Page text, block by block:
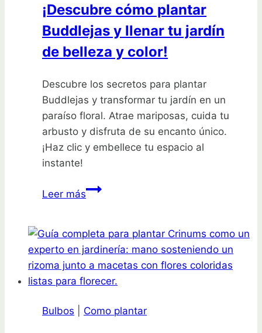
¡Paso
a
paso!
¡Descubre cómo plantar
Buddlejas y llenar tu jardín
de belleza y color!
Descubre los secretos para plantar
Buddlejas y transformar tu jardín en un
paraíso floral. Atrae mariposas, cuida tu
arbusto y disfruta de su encanto único.
¡Haz clic y embellece tu espacio al
instante!
Leer más¡Descubre
Buddlejas
y
llenar
tu
de
Bulbos Como plantar